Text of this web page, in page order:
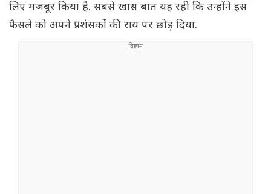
लिए मजबूर किया है. सबसे खास बात यह रही कि उन्होंने इस
फैसले को अपने प्रशंसकों की राय पर छोड़ दिया.